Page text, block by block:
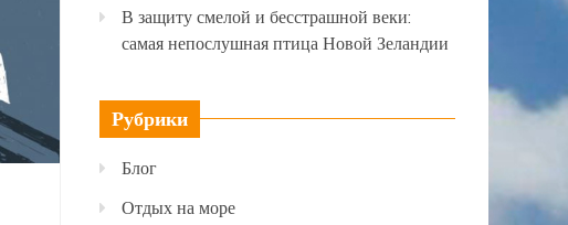
В защиту смелой и бесстрашной веки:
самая непослушная птица Новой Зеландии
Рубрики
Блог
Отдых на море